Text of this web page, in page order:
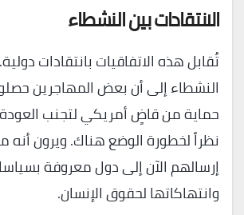
الانتقادات بين النشطاء
تُقابل هذه الاتفاقيات بانتقادات
النشطاء إلى أن بعض المهاجرين
حماية من قاضٍ أمريكي لتجنب العودة
نظراً لخطورة الوضع هناك. ويرون أنه
إرسالهم الآن إلى دول معروفة
وانتهاكاتها لحقوق الإنسان.